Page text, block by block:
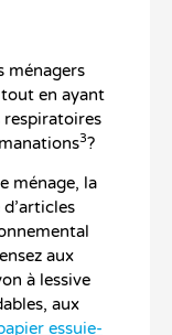
ménagers
en ayant
3?
ménage, la
aux
à lessive
aux
essuie-